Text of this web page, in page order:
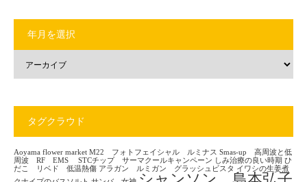
年月を選択
タグクラウド
Aoyama flower market M22 フォトフェイシャル ルミナス Smas-up 高周波と低
周波 RF EMS
STCチップ サーマクールキャンペーン しみ治療の良い時期 ひ
だこ リベド 低温熱傷 アラガン ルミガン グラッシュビスタ イワシの生姜煮